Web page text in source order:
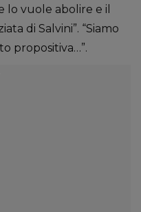
lo vuole abolire e il
di Salvini”. “Siamo
propositiva…”.